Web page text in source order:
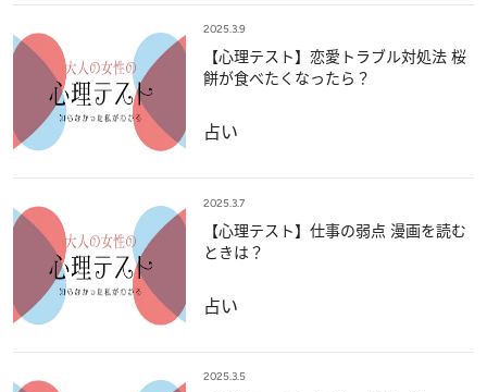
2025.3.9
【心理テスト】恋愛トラブル対処法 桜
餅が食べたくなったら？
占い
2025.3.7
【心理テスト】仕事の弱点 漫画を読む
ときは？
占い
2025.3.5